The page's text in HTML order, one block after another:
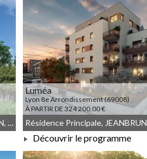
À PARTIR DE 216 000,00 €
Résidence Principale, JEANBRUN, Meublé non géré, Droit commun
Luméa
Lyon 8e Arrondissement (69008)
À PARTIR DE 324 200,00 €
Résidence Principale, JEANBRUN
Découvrir le programme